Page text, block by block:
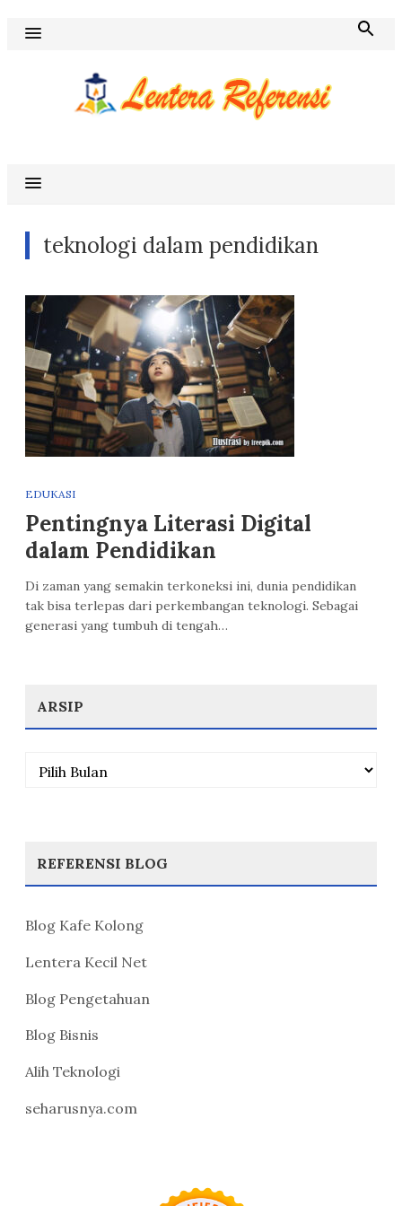
Skip
teknologi dalam pendidikan
EDUKASI
Pentingnya Literasi Digital
dalam Pendidikan
Di zaman yang semakin terkoneksi ini, dunia pendidikan
tak bisa terlepas dari perkembangan teknologi. Sebagai
generasi yang tumbuh di tengah…
ARSIP
Arsip
REFERENSI BLOG
Blog Kafe Kolong
Lentera Kecil Net
Blog Pengetahuan
Blog Bisnis
Alih Teknologi
seharusnya.com